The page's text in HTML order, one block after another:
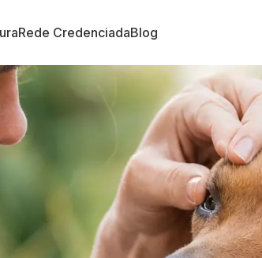
Rede CredenciadaBlog